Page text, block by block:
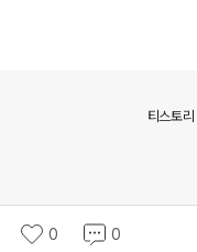
0 0
티스토리